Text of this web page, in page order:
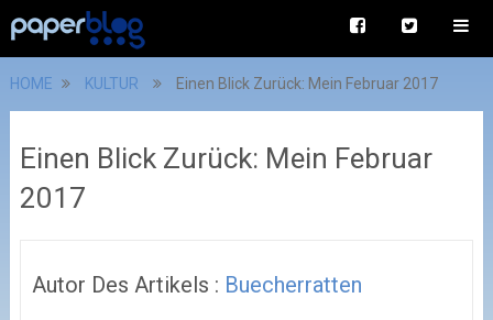
HOME KULTUR Einen Blick Zurück: Mein Februar 2017
Einen Blick Zurück: Mein Februar
2017
Autor Des Artikels : Buecherratten